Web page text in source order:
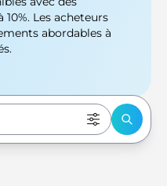
Les acheteurs
abordables à